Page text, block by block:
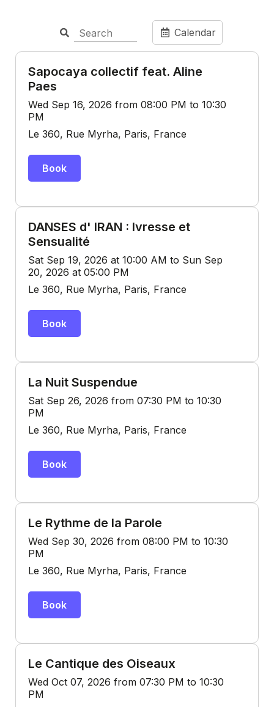
Calendar
Sapocaya collectif feat. Aline
Paes
Wed Sep 16, 2026 from 08:00 PM to 10:30
PM
Le 360, Rue Myrha, Paris, France
Book
DANSES d' IRAN : Ivresse et
Sensualité
Sat Sep 19, 2026 at 10:00 AM to Sun Sep
20, 2026 at 05:00 PM
Le 360, Rue Myrha, Paris, France
Book
La Nuit Suspendue
Sat Sep 26, 2026 from 07:30 PM to 10:30
PM
Le 360, Rue Myrha, Paris, France
Book
Le Rythme de la Parole
Wed Sep 30, 2026 from 08:00 PM to 10:30
PM
Le 360, Rue Myrha, Paris, France
Book
Le Cantique des Oiseaux
Wed Oct 07, 2026 from 07:30 PM to 10:30
PM